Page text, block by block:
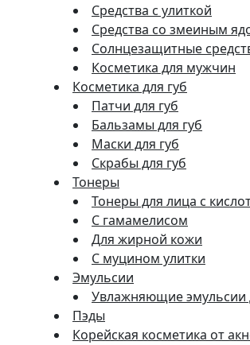
Средства с улиткой
Средства со змеиным
Солнцезащитные
Косметика для мужчин
Косметика для губ
Патчи для губ
Бальзамы для губ
Маски для губ
Скрабы для губ
Тонеры
Тонеры для лица с
С гамамелисом
Для жирной кожи
С муцином улитки
Эмульсии
Увлажняющие эмульсии
Пэды
Корейская косметика от